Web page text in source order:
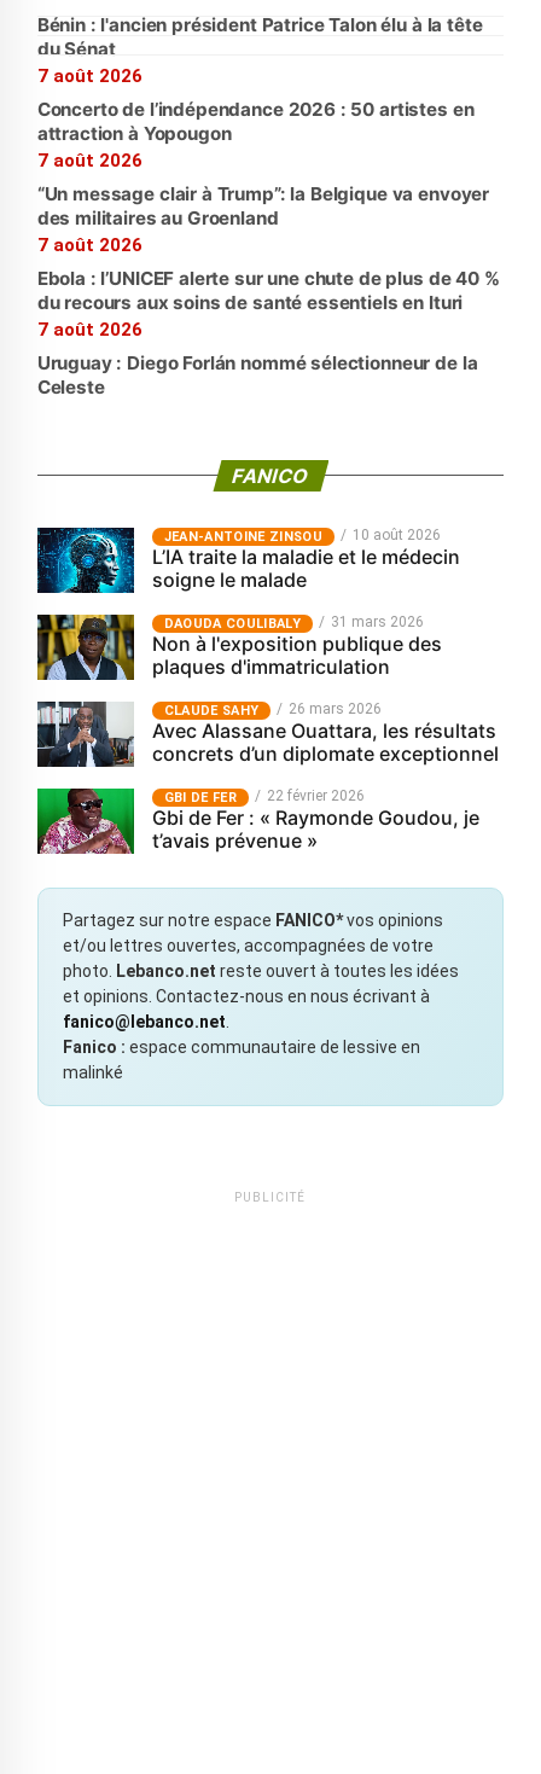
Bénin : l'ancien président Patrice Talon élu à la tête
du Sénat
7 août 2026
Concerto de l’indépendance 2026 : 50 artistes en
attraction à Yopougon
7 août 2026
“Un message clair à Trump”: la Belgique va envoyer
des militaires au Groenland
7 août 2026
Ebola : l’UNICEF alerte sur une chute de plus de 40 %
du recours aux soins de santé essentiels en Ituri
7 août 2026
Uruguay : Diego Forlán nommé sélectionneur de la
Celeste
FANICO
JEAN-ANTOINE ZINSOU 10 août 2026
L’IA traite la maladie et le médecin
soigne le malade
‎DAOUDA COULIBALY 31 mars 2026
Non à l'exposition publique des
plaques d'immatriculation
CLAUDE SAHY 26 mars 2026
Avec Alassane Ouattara, les résultats
concrets d’un diplomate exceptionnel
GBI DE FER 22 février 2026
Gbi de Fer : « Raymonde Goudou, je
t’avais prévenue »
Partagez sur notre espace FANICO*vos opinions
et/ou lettres ouvertes, accompagnées de votre
photo.
Lebanco.net reste ouvert à toutes les idées
et opinions. Contactez-nous en nous écrivant à
fanico@lebanco.net
Fanico : espace communautaire de lessive en
malinké
PUBLICITÉ